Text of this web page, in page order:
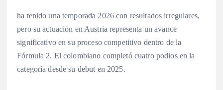
ha tenido una temporada 2026 con resultados irregulares,
pero su actuación en Austria representa un avance
significativo en su proceso competitivo dentro de la
Fórmula 2. El colombiano completó cuatro podios en la
categoría desde su debut en 2025.